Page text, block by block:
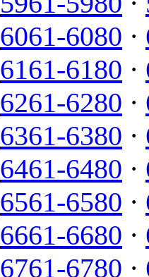
6061-6080 ·
6161-6180 ·
6261-6280 ·
6361-6380 ·
6461-6480 ·
6561-6580 ·
6661-6680 ·
6761-6780 ·